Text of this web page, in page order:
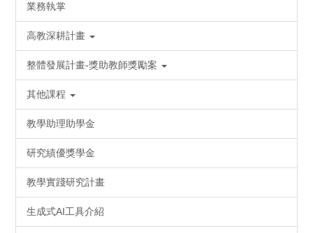
業務執掌
高教深耕計畫
整體發展計畫-獎助教師獎勵案
其他課程
教學助理助學金
研究績優獎學金
教學實踐研究計畫
生成式AI工具介紹